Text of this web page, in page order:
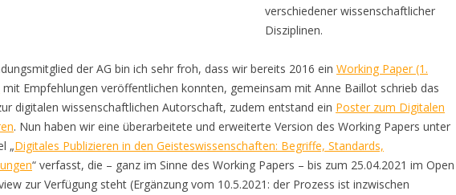
verschiedener wissenschaftlicher
Disziplinen.
der AG bin ich sehr froh, dass wir bereits 2016 ein Working Paper (1.
mit Empfehlungen veröffentlichen konnten, gemeinsam mit Anne Baillot schrieb das
digitalen wissenschaftlichen Autorschaft, zudem entstand ein Poster zum Digitalen
. Nun haben wir eine überarbeitete und erweiterte Version des Working Papers unter
„Digitales Publizieren in den Geisteswissenschaften: Begriffe, Standards,
“ verfasst, die – ganz im Sinne des Working Papers – bis zum 25.04.2021 im Open
zur Verfügung steht (Ergänzung vom 10.5.2021: der Prozess ist inzwischen